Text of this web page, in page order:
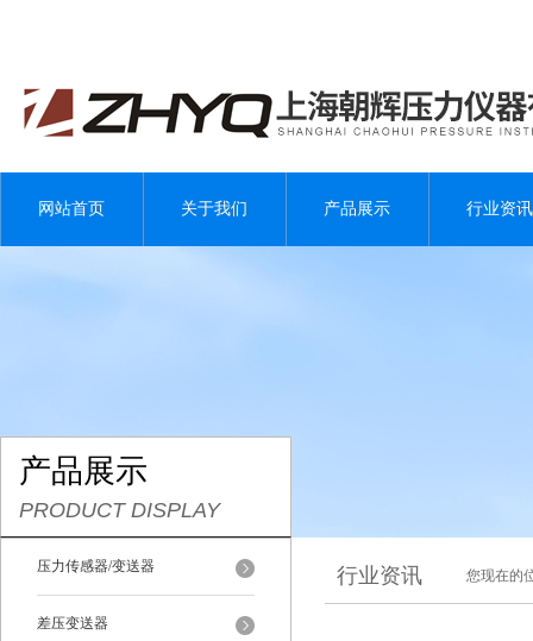
网站首页 关于我们 产品展示 行业资讯
产品展示
PRODUCT DISPLAY
压力传感器/变送器
差压变送器
行业资讯 您现在的